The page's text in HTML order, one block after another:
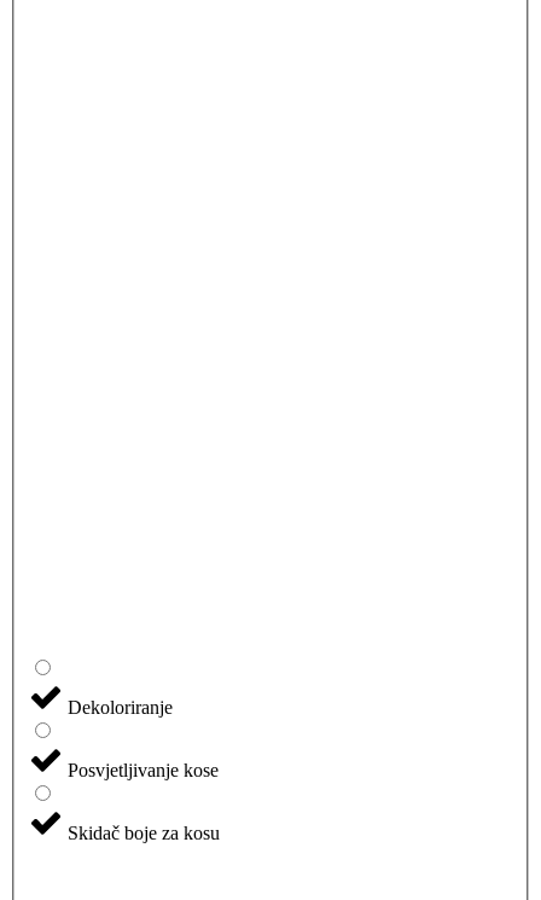
Dekoloriranje
Posvjetljivanje kose
Skidač boje za kosu